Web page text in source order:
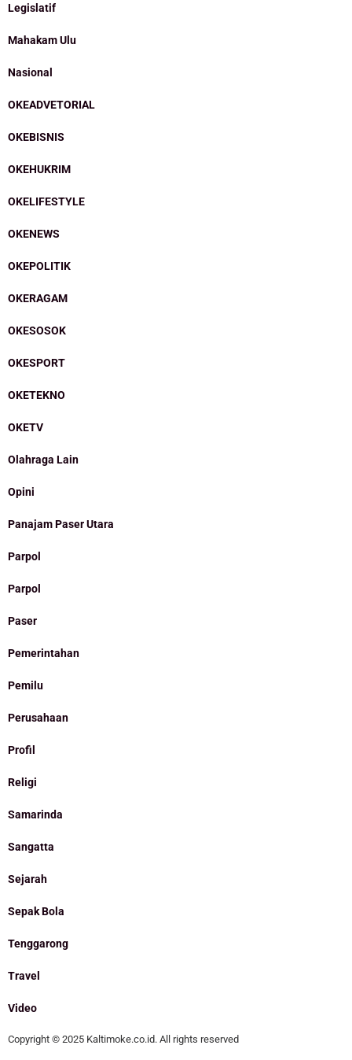
Legislatif
Mahakam Ulu
Nasional
OKEADVETORIAL
OKEBISNIS
OKEHUKRIM
OKELIFESTYLE
OKENEWS
OKEPOLITIK
OKERAGAM
OKESOSOK
OKESPORT
OKETEKNO
OKETV
Olahraga Lain
Opini
Panajam Paser Utara
Parpol
Parpol
Paser
Pemerintahan
Pemilu
Perusahaan
Profil
Religi
Samarinda
Sangatta
Sejarah
Sepak Bola
Tenggarong
Travel
Video
Copyright © 2025 Kaltimoke.co.id. All rights reserved